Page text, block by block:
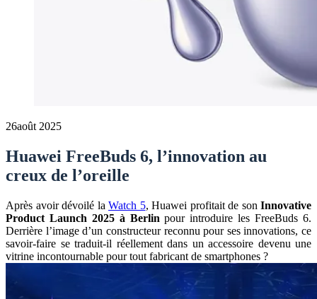
26août 2025
Huawei FreeBuds 6, l’innovation au
creux de l’oreille
Après avoir dévoilé la Watch 5, Huawei profitait de son Innovative
Product Launch 2025 à Berlin pour introduire les FreeBuds 6.
Derrière l’image d’un constructeur reconnu pour ses innovations, ce
savoir-faire se traduit-il réellement dans un accessoire devenu une
vitrine incontournable pour tout fabricant de smartphones ?